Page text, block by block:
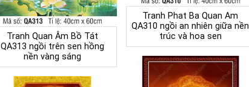
Tranh Phat Ba Quan Am
QA310 ngồi an nhiên giữa nền
trúc và hoa sen
Tranh Quan Âm Bồ Tát
QA313 ngồi trên sen hồng
nền vàng sáng